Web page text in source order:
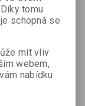
sacharidy:
sůl 3,8g
tomu
schopná se
mít vliv
webem,
nabídku